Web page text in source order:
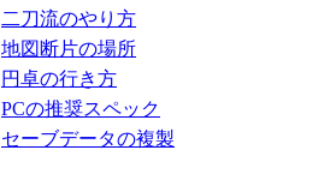
二刀流のやり方
地図断片の場所
円卓の行き方
PCの推奨スペック
セーブデータの複製